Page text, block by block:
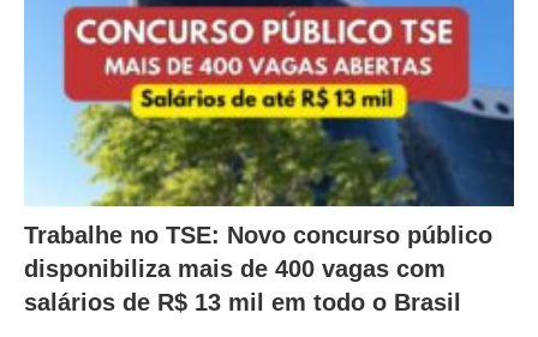
Trabalhe no TSE: Novo concurso público
disponibiliza mais de 400 vagas com
salários de R$ 13 mil em todo o Brasil